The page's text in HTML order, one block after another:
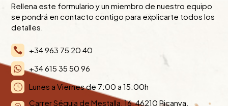
Rellena este formulario y un miembro de nuestro equipo
se pondrá en contacto contigo para explicarte todos los
detalles.
 +34 963 75 20 40
 +34 615 35 50 96
} Lunes a Viernes de 7:00 a 15:00h
Carrer Séquia de Mestalla, 16, 46210 Picanya,